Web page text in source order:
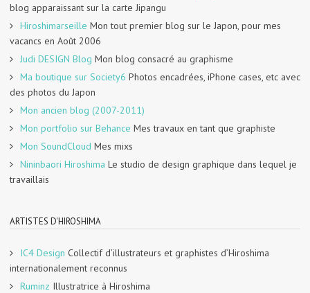
blog apparaissant sur la carte Jipangu
Hiroshimarseille Mon tout premier blog sur le Japon, pour mes
vacancs en Août 2006
Judi DESIGN Blog Mon blog consacré au graphisme
Ma boutique sur Society6 Photos encadrées, iPhone cases, etc avec
des photos du Japon
Mon ancien blog (2007-2011)
Mon portfolio sur Behance Mes travaux en tant que graphiste
Mon SoundCloud Mes mixs
Nininbaori Hiroshima Le studio de design graphique dans lequel je
travaillais
ARTISTES D'HIROSHIMA
IC4 Design Collectif d’illustrateurs et graphistes d’Hiroshima
internationalement reconnus
Ruminz Illustratrice à Hiroshima